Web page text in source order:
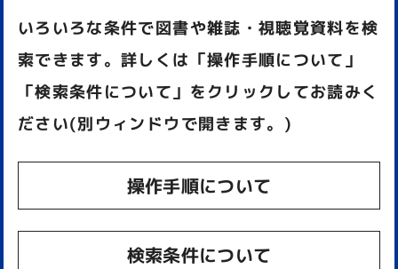
いろいろな条件で図書や雑誌・視聴覚資料を検
索できます。詳しくは「操作手順について」
「検索条件について」をクリックしてお読みく
ださい(別ウィンドウで開きます。)
操作手順について
検索条件について